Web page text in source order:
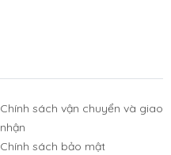
Chính sách vận chuyển và giao
nhận
Chính sách bảo mật